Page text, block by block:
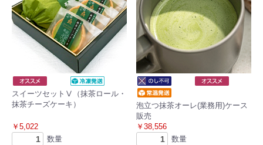
スイーツセットⅤ（抹茶ロール・
抹茶チーズケーキ）
￥5,022
数量
泡立つ抹茶オーレ(業務用)ケース
販売
￥38,556
数量